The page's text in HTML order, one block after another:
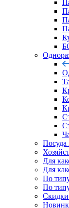
Посуда
Для
Для
По
По